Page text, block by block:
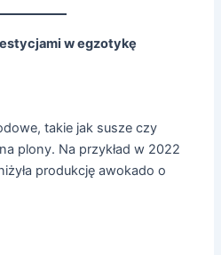
w egzotykę
takie jak susze czy
plony. Na przykład w 2022
produkcję awokado o